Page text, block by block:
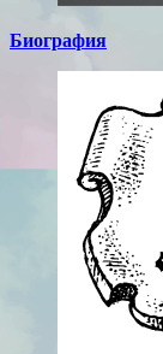
Биография